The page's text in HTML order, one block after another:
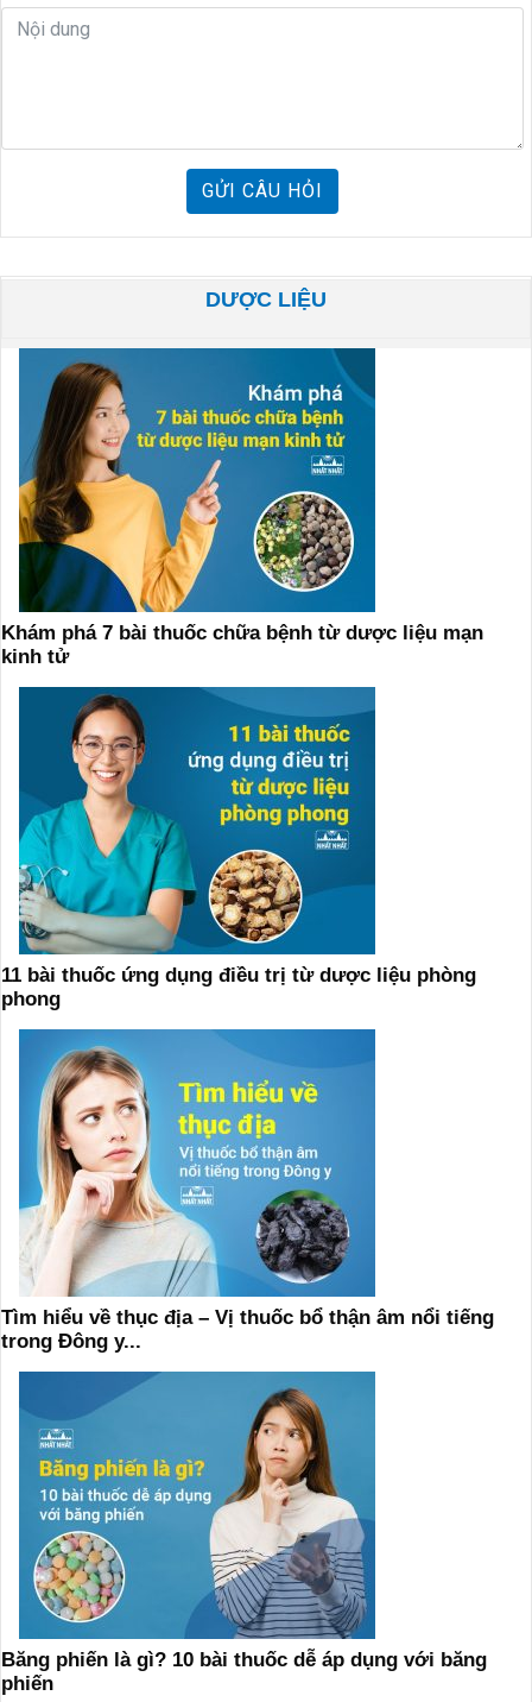
GỬI CÂU HỎI
DƯỢC LIỆU
Khám phá 7 bài thuốc chữa bệnh từ dược liệu mạn
kinh tử
11 bài thuốc ứng dụng điều trị từ dược liệu phòng
phong
Tìm hiểu về thục địa – Vị thuốc bổ thận âm nổi tiếng
trong Đông y...
Băng phiến là gì? 10 bài thuốc dễ áp dụng với băng
phiến